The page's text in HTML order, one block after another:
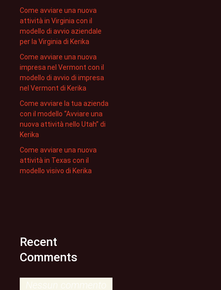
Come avviare una nuova
attività in Virginia con il
modello di avvio aziendale
per la Virginia di Kerika
Come avviare una nuova
impresa nel Vermont con il
modello di avvio di impresa
nel Vermont di Kerika
Come avviare la tua azienda
con il modello “Avviare una
nuova attività nello Utah” di
Kerika
Come avviare una nuova
attività in Texas con il
modello visivo di Kerika
Recent
Comments
Nessun commento